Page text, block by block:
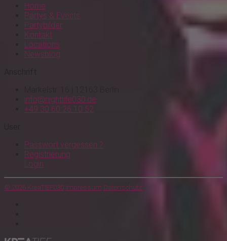
Home
Partys & Events
Partybilder
Kontakt
Locations
Newsblog
info@nightlife030.de
+49 30 60 26 10 52
Passwort vergessen ?
Registrierung
Login
© 2026 KreaTIEF030 Impressum Datenschutz